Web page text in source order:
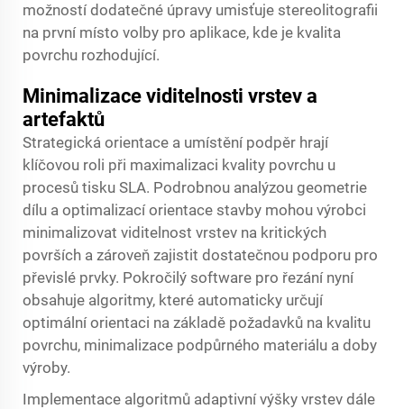
možností dodatečné úpravy umisťuje stereolitografii
na první místo volby pro aplikace, kde je kvalita
povrchu rozhodující.
Minimalizace viditelnosti vrstev a
artefaktů
Strategická orientace a umístění podpěr hrají
klíčovou roli při maximalizaci kvality povrchu u
procesů tisku SLA. Podrobnou analýzou geometrie
dílu a optimalizací orientace stavby mohou výrobci
minimalizovat viditelnost vrstev na kritických
površích a zároveň zajistit dostatečnou podporu pro
převislé prvky. Pokročilý software pro řezání nyní
obsahuje algoritmy, které automaticky určují
optimální orientaci na základě požadavků na kvalitu
povrchu, minimalizace podpůrného materiálu a doby
výroby.
Implementace algoritmů adaptivní výšky vrstev dále